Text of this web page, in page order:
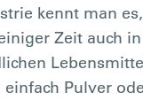
kennt man
Zeit auch
Pulver